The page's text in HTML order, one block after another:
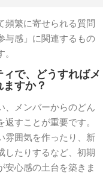
頻繁に寄せられる質問
与感」に関連するもの
で、どうすればメ
すか？
、メンバーからのどん
すことが重要です。
雰囲気を作ったり、新
したりするなど、初期
安心感の土台を築きま